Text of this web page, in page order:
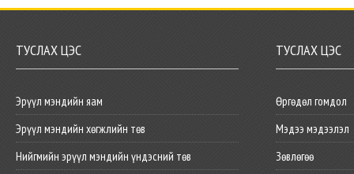
ТУСЛАХ ЦЭС
Эрүүл мэндийн яам
Эрүүл мэндийн хөгжлийн төв
Нийгмийн эрүүл мэндийн үндэсний төв
ТУСЛАХ ЦЭС
Өргөдөл гомдол
Мэдээ мэдээлэл
Зөвлөгөө